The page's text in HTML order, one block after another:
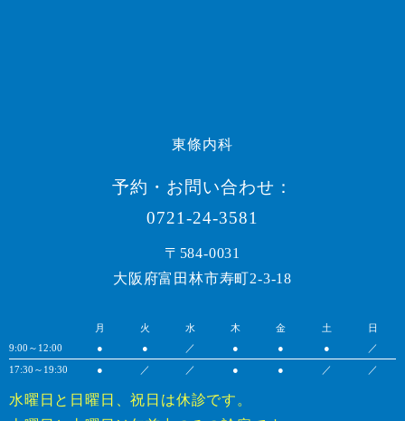
東條内科
予約・お問い合わせ：
0721-24-3581
〒584-0031
大阪府富田林市寿町2-3-18
月 火 水 木 金 土
日
9:00～12:00
● ● ／ ● ● ●
／
17:30～19:30
● ／ ／ ● ● ／ ／
水曜日と日曜日、祝日は休診です。